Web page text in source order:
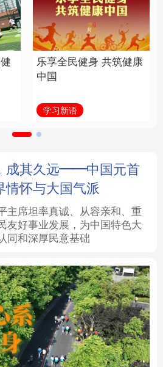
量子 体育
健康 军事
图片 政务
兴 银龄 溯源中国
能源
时尚 悦读
乐享全民健身 共筑健康
中国
学习新语
成其久远——中国元首
情怀与大国气派
主席坦率真诚、从容亲和、重
友好事业发展，为中国特色大
同和深厚民意基础